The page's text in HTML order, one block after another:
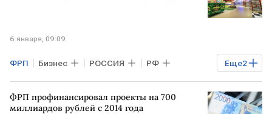
6 января, 09:09
Еще2
ФРП Бизнес РОССИЯ РФ
Антон Алиханов Минпромторг
ФРП профинансировал проекты на 700
миллиардов рублей с 2014 года